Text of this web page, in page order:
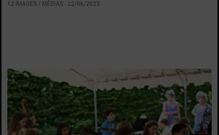
12 IMAGES / MÉDIAS - 22/06/2023